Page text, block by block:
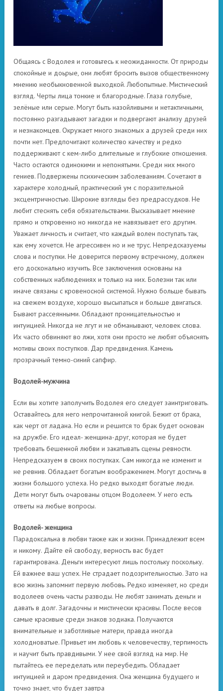
Общаясь с Водолея и готовьтесь к неожиданности. От природы
спокойные и доьрые, они любят бросить вызов общественному
мнению необыкновенной выходкой. Любопытные. Мистический
взгляд. Черты лица тонкие и благородные. Глаза голубые,
зелёные или серые. Могут быть назойливыми и нетактичными,
постоянно разгадывают загадки и подвергают анализу друзей
и незнакомцев. Окружает много знакомых а друзей среди них
почти нет. Предпочитают количество качеству и редко
поддерживают с кем-либо длительные и глубокие отношения.
Часто остаются одинокими и непонятыми. Среди них много
гениев. Подвержены психическим заболеваниям. Сочетают в
характере холодный, практический ум с поразительной
эксцентричностью. Широкие взгляды без предрассудков. Не
любит стеснять себя обязательствами. Высказывает мнение
прямо и откровенно но никогда не навязывает его другим.
Уважает личность и считает, что каждый волен поступать так,
как ему хочется. Не агрессивен но и не трус. Непредсказуемы
слова и поступки. Не доверится первому встречному, должен
его досконально изучить. Все заключения основаны на
собственных наблюдениях и только на них. Болезни так или
иначе связаны с кровеносной системой. Нужно больше бывать
на свежем воздухе, хорошо высыпаться и больше двигаться.
Бывают рассеянными. Обладают проницательностью и
интуицией. Никогда не лгут и не обманывают, человек слова.
Их часто обвиняют во лжи, хотя они просто не любят объяснять
мотивы своих поступков. Дар предвидения. Камень
прозрачный темно-синий сапфир.
Водолей-мужчина
Если вы хотите заполучить Водолея его следует заинтриговать.
Оставайтесь для него непрочитанной книгой. Бежит от брака,
как черт от ладана. Но если и решится то брак будет основан
на дружбе. Его идеал- женщина-друг, которая не будет
требовать бешенной любви и закатывать сцены ревности.
Непредсказуем в своих поступках. Сам никогда не изменит и
не ревнив. Обладает богатым воображением. Могут достичь в
жизни большого успеха. Но редко выходят богатые люди.
Дети могут быть очарованы отцом Водолеем. У него есть
ответы на любые вопросы.
Водолей- женщина
Парадоксальна в любви также как и жизни. Принадлежит всем
и никому. Дайте ей свободу, верность вас будет
гарантирована. Деньги интересуют лишь постольку поскольку.
Ей важнее ваш успех. Не страдает подозрительностью. Зато на
всю жизнь запомнит первую любовь. Редко изменяет, но среди
водолеев очень часты разводы. Не любят занимать деньги и
давать в долг. Загадочны и мистически красивы. После весов
самые красивые среди знаков зодиака. Получаются
внимательные и заботливые матери, правда иногда
холодноватые. Привьет им любовь к человечеству, терпимость
и научит быть правдивыми. У нее свой взгляд на мир. Не
пытайтесь ее переделать или переубедить. Обладает
интуицией и даром предвидения. Она женщина будущего и
точно знает, что будет завтра